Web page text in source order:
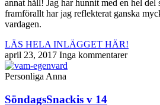
annat håll! Jag har hunnit med en hel del
framförallt har jag reflekterat ganska
vardagen.
LÄS HELA INLÄGGET HÄR!
april 23, 2017 Inga kommentarer
Personliga Anna
SöndagsSnackis v 14